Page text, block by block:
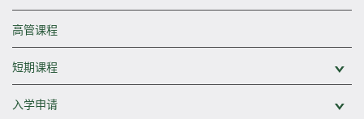
高管课程
短期课程
入学申请